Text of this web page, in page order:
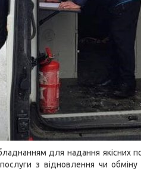
для надання якісних
з відновлення чи обміну